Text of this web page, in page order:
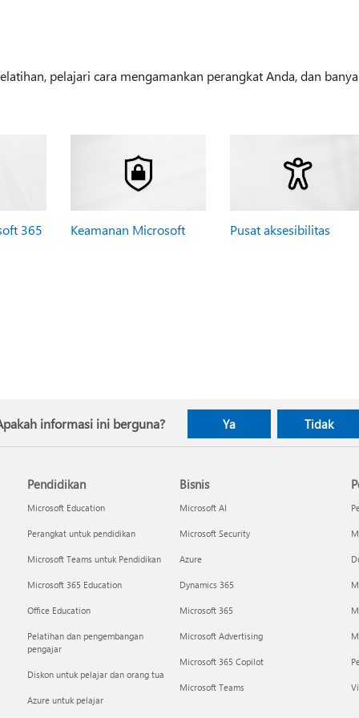
pelajari cara mengamankan perangkat Anda, dan
365 Keamanan Microsoft Pusat aksesibilitas
informasi ini berguna? Ya Tidak
Pendidikan
Microsoft Education
Perangkat untuk pendidikan
Microsoft Teams untuk Pendidikan
Microsoft 365 Education
Office Education
Pelatihan dan pengembangan
pengajar
Diskon untuk pelajar dan orang tua
Azure untuk pelajar
Bisnis
Microsoft AI
Microsoft Security
Azure
Dynamics 365
Microsoft 365
Microsoft Advertising
Microsoft 365 Copilot
Microsoft Teams